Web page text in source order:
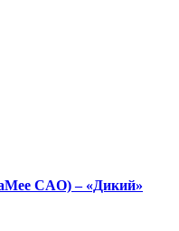
CAO) – «Дикий»